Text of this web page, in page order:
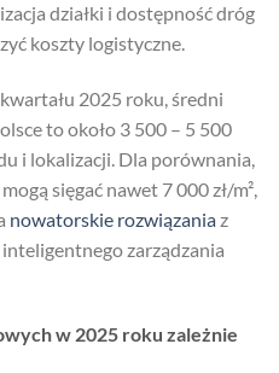
działki i dostępność dróg
koszty logistyczne.
2025 roku, średni
to około 3 500 – 5 500
i lokalizacji. Dla porównania,
sięgać nawet 7 000 zł/m²,
nowatorskie rozwiązaniaz
zarządzania
w 2025 roku zależnie